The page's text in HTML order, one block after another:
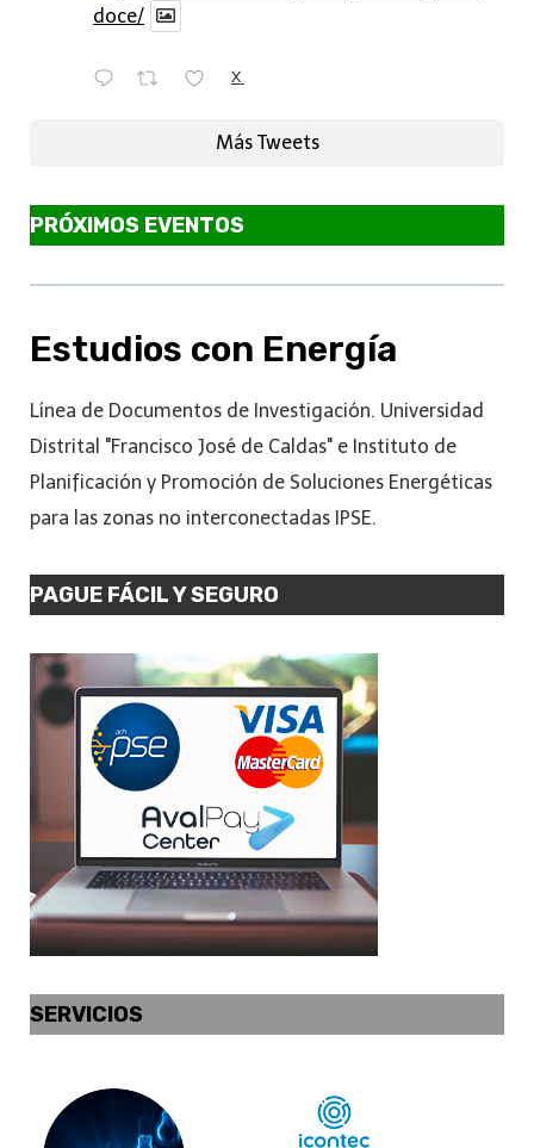
doce/
X
Más Tweets
PRÓXIMOS EVENTOS
Estudios con Energía
Línea de Documentos de Investigación. Universidad
Distrital "Francisco José de Caldas" e Instituto de
Planificación y Promoción de Soluciones Energéticas
para las zonas no interconectadas IPSE.
PAGUE FÁCIL Y SEGURO
SERVICIOS